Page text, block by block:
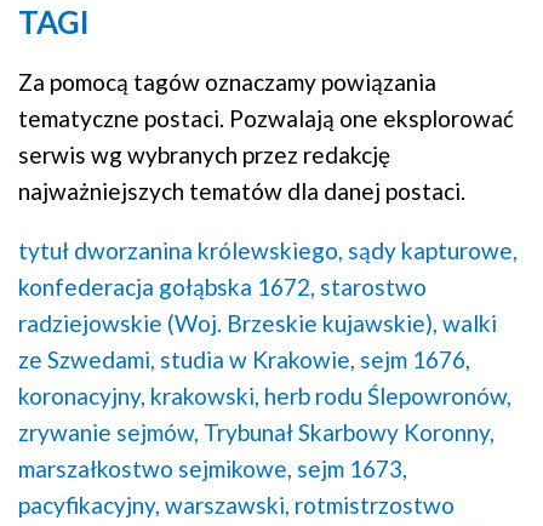
TAGI
Za pomocą tagów oznaczamy powiązania
tematyczne postaci. Pozwalają one eksplorować
serwis wg wybranych przez redakcję
najważniejszych tematów dla danej postaci.
tytuł dworzanina królewskiego, sądy kapturowe,
konfederacja gołąbska 1672, starostwo
radziejowskie (Woj. Brzeskie kujawskie), walki
ze Szwedami, studia w Krakowie, sejm 1676,
koronacyjny, krakowski, herb rodu Ślepowronów,
zrywanie sejmów, Trybunał Skarbowy Koronny,
marszałkostwo sejmikowe, sejm 1673,
pacyfikacyjny, warszawski, rotmistrzostwo